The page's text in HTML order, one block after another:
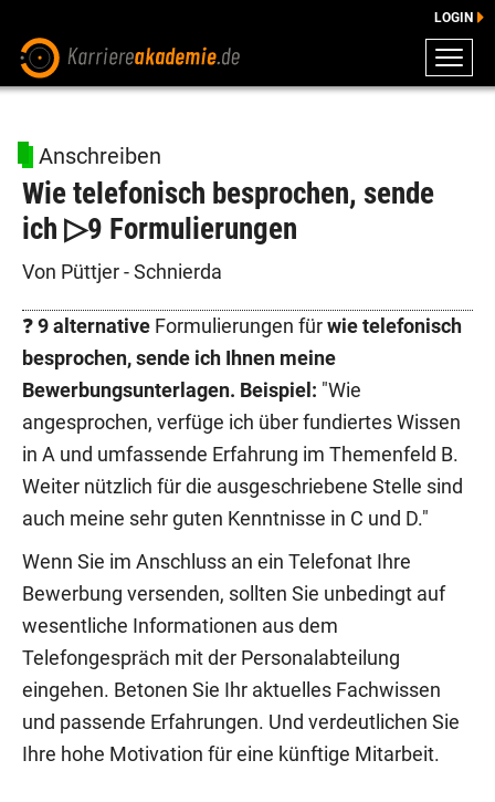
ENGLISCHE DOWNLOADS
E-LEARNING
FAQ
BERATUNG
LOGIN
Anschreiben
Wie telefonisch besprochen, sende
ich ▷9 Formulierungen
Von Püttjer - Schnierda
❓ 9 alternative Formulierungen für wie telefonisch
besprochen, sende ich Ihnen meine
Bewerbungsunterlagen. Beispiel: "Wie
angesprochen, verfüge ich über fundiertes Wissen
in A und umfassende Erfahrung im Themenfeld B.
Weiter nützlich für die ausgeschriebene Stelle sind
auch meine sehr guten Kenntnisse in C und D."
Wenn Sie im Anschluss an ein Telefonat Ihre
Bewerbung versenden, sollten Sie unbedingt auf
wesentliche Informationen aus dem
Telefongespräch mit der Personalabteilung
eingehen. Betonen Sie Ihr aktuelles Fachwissen
und passende Erfahrungen. Und verdeutlichen Sie
Ihre hohe Motivation für eine künftige Mitarbeit.